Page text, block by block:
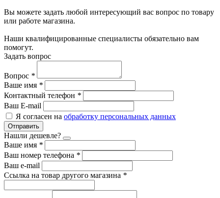
Вы можете задать любой интересующий вас вопрос по товару
или работе магазина.
Наши квалифицированные специалисты обязательно вам
помогут.
Задать вопрос
Вопрос *
Ваше имя *
Контактный телефон *
Ваш E-mail
Я согласен на обработку персональных данных
Отправить
Нашли дешевле?
Ваше имя *
Ваш номер телефона *
Ваш e-mail
Ссылка на товар другого магазина *